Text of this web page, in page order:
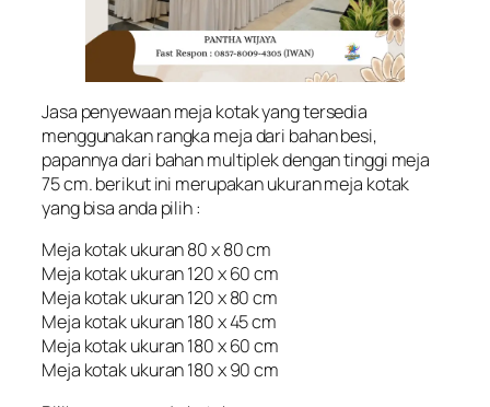
Jasa penyewaan meja kotak yang tersedia
menggunakan rangka meja dari bahan besi,
papannya dari bahan multiplek dengan tinggi meja
75 cm. berikut ini merupakan ukuran meja kotak
yang bisa anda pilih :
Meja kotak ukuran 80 x 80 cm
Meja kotak ukuran 120 x 60 cm
Meja kotak ukuran 120 x 80 cm
Meja kotak ukuran 180 x 45 cm
Meja kotak ukuran 180 x 60 cm
Meja kotak ukuran 180 x 90 cm